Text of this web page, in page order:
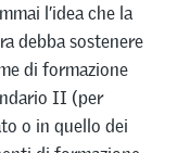
l’idea che la
debba sostenere
di formazione
II (per
o in quello dei